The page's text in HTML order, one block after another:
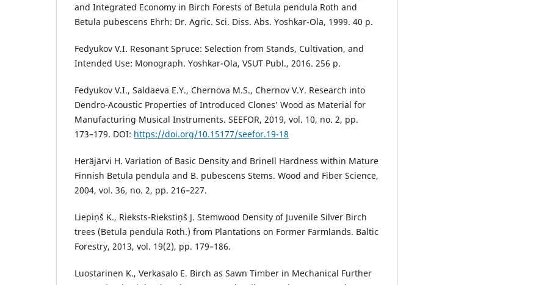
and Integrated Economy in Birch Forests of Betula pendula Roth and
Betula pubescens Ehrh: Dr. Agric. Sci. Diss. Abs. Yoshkar-Ola, 1999. 40 p.
Fedyukov V.I. Resonant Spruce: Selection from Stands, Cultivation, and
Intended Use: Monograph. Yoshkar-Ola, VSUT Publ., 2016. 256 p.
Fedyukov V.I., Saldaeva E.Y., Chernova M.S., Chernov V.Y. Research into
Dendro-Acoustic Properties of Introduced Clones’ Wood as Material for
Manufacturing Musical Instruments. SEEFOR, 2019, vol. 10, no. 2, pp.
173–179. DOI: https://doi.org/10.15177/seefor.19-18
Heräjärvi H. Variation of Basic Density and Brinell Hardness within Mature
Finnish Betula pendula and B. pubescens Stems. Wood and Fiber Science,
2004, vol. 36, no. 2, pp. 216–227.
Liepiņš K., Rieksts-Riekstiņš J. Stemwood Density of Juvenile Silver Birch
trees (Betula pendula Roth.) from Plantations on Former Farmlands. Baltic
Forestry, 2013, vol. 19(2), pp. 179–186.
Luostarinen K., Verkasalo E. Birch as Sawn Timber in Mechanical Further